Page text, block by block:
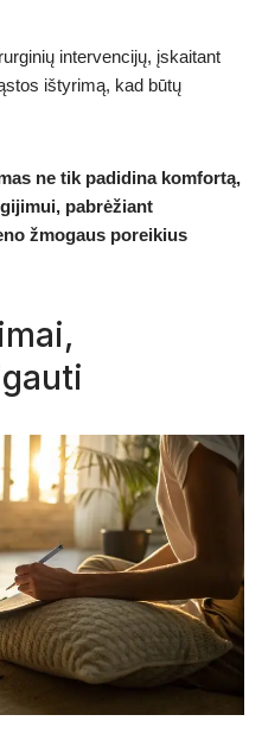
intervencijų, įskaitant
ištyrimą, kad būtų
ne tik padidina komfortą,
pabrėžiant
žmogaus poreikius